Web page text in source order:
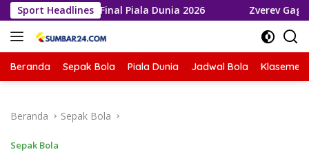
Langsung
ke
konten
Sport Headlines
ke Final Piala Dunia 2026 Zverev Gagal Juara di
Beranda Sepak Bola Piala Dunia Jadwal Bola Klasemen
Beranda Sepak Bola
Sepak Bola